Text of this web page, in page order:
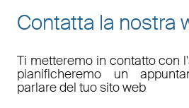
Contatta la nostra
Ti metteremo in contatto con
pianificheremo un
parlare del tuo sito web